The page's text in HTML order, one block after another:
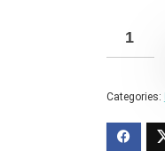
Categories: